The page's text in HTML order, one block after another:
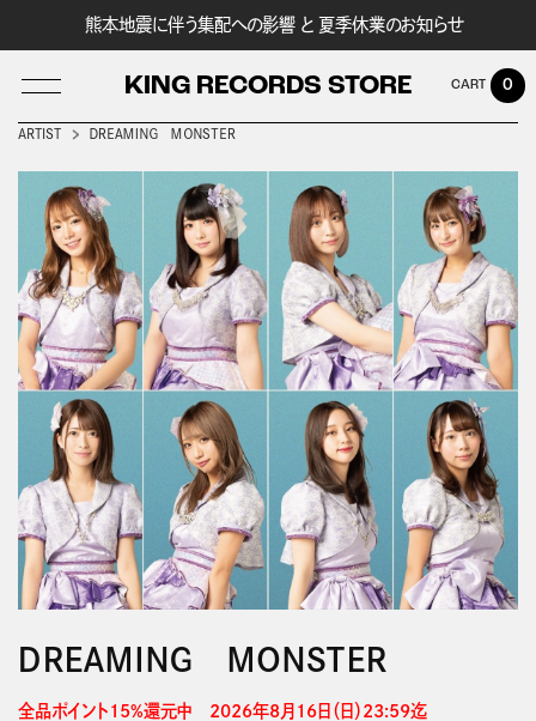
熊本地震に伴う集配への影響 と 夏季休業のお知らせ
KING RECORDS STORE
LOG IN
0
ARTIST ＤＲＥＡＭＩＮＧ ＭＯＮＳＴＥＲ
ＤＲＥＡＭＩＮＧ ＭＯＮＳＴＥＲ
全品ポイント15%還元中　2026年8月16日（日）23:59迄